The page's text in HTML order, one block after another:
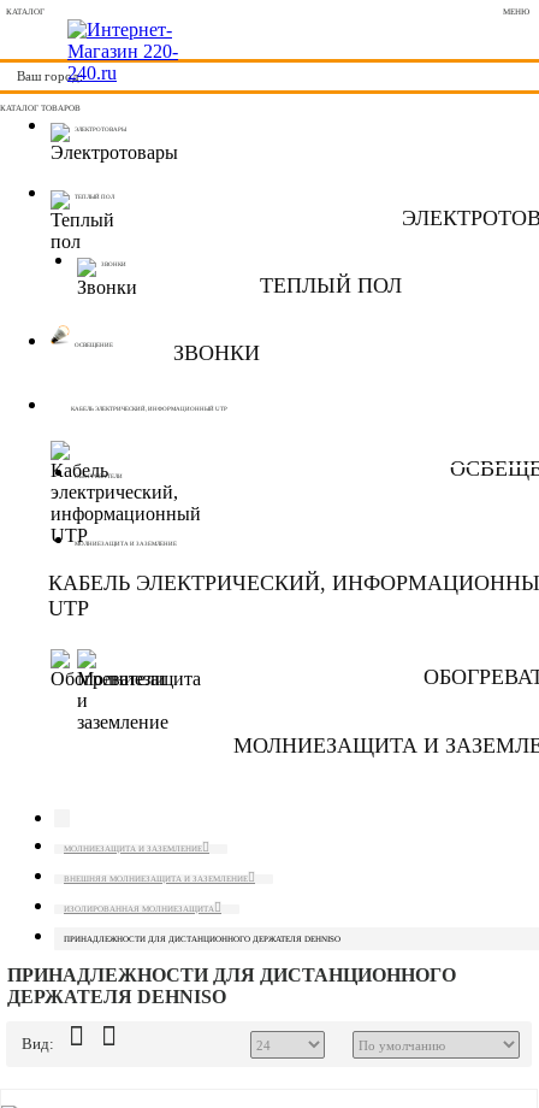
КАТАЛОГ МЕНЮ
Ваш город:
КАТАЛОГ ТОВАРОВ
ЭЛЕКТРОТОВАРЫ
ТЕПЛЫЙ ПОЛ
ТЕПЛЫЙ ПОЛ
ЗВОНКИ
ЗВОНКИ
ОСВЕЩЕНИЕ
КАБЕЛЬ ЭЛЕКТРИЧЕСКИЙ, ИНФОРМАЦИОННЫЙ UTP
КАБЕЛЬ ЭЛЕКТРИЧЕСКИЙ,
UTP
ОБОГРЕВАТЕЛИ
МОЛНИЕЗАЩИТА И ЗАЗЕМЛЕНИЕ
МОЛНИЕЗАЩИТА И
МОЛНИЕЗАЩИТА И ЗАЗЕМЛЕНИЕ
ВНЕШНЯЯ МОЛНИЕЗАЩИТА И ЗАЗЕМЛЕНИЕ
ИЗОЛИРОВАННАЯ МОЛНИЕЗАЩИТА
ПРИНАДЛЕЖНОСТИ ДЛЯ ДИСТАНЦИОННОГО ДЕРЖАТЕЛЯ DEHNISO
ПРИНАДЛЕЖНОСТИ ДЛЯ ДИСТАНЦИОННОГО
ДЕРЖАТЕЛЯ DEHNISO